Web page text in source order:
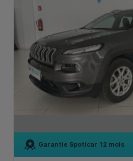
Garantie Spoticar 12 mois